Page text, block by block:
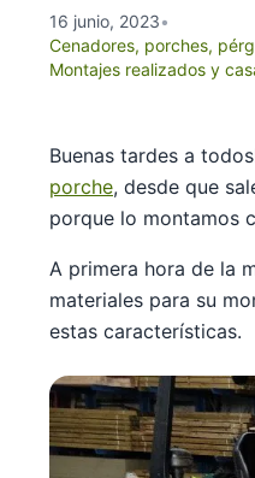
16 junio, 2023•
Cenadores, porches,
Montajes realizados y
Buenas tardes a
porche, desde que
porque lo montamos
A primera hora de la
materiales para su
estas características.